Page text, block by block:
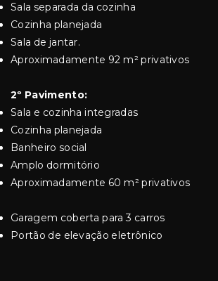
Sala separada da cozinha
Cozinha planejada
Sala de jantar.
Aproximadamente 92 m² privativos
2º Pavimento:
Sala e cozinha integradas
Cozinha planejada
Banheiro social
Amplo dormitório
Aproximadamente 60 m² privativos
Garagem coberta para 3 carros
Portão de elevação eletrônico